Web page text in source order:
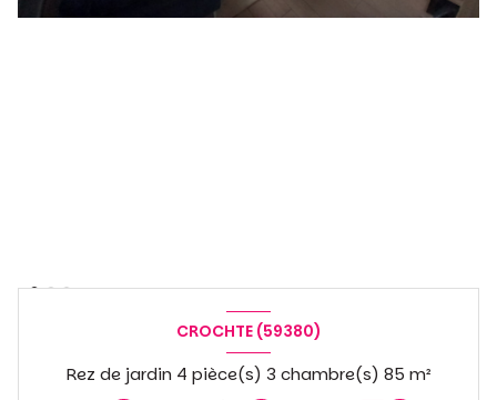
CROCHTE (59380)
Rez de jardin 4 pièce(s) 3 chambre(s) 85 m²